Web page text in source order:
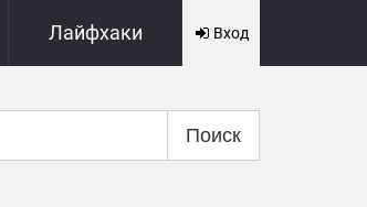
Лайфхаки Вход
Поиск